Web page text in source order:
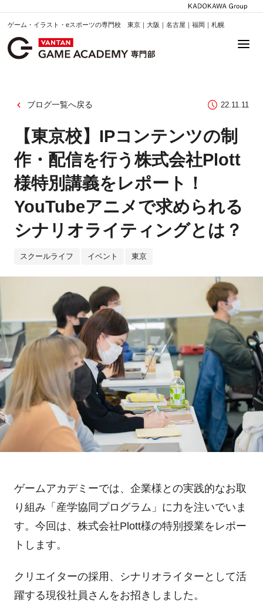
ゲーム・イラスト・eスポーツの専門校 東京｜大阪｜名古屋｜福岡｜札幌
ブログ一覧へ戻る 22.11.11
【東京校】IPコンテンツの制
作・配信を行う株式会社Plott
様特別講義をレポート！
YouTubeアニメで求められる
シナリオライティングとは？
スクールライフ イベント 東京
ゲームアカデミーでは、企業様との実践的なお取
り組み「産学協同プログラム」に力を注いでいま
す。今回は、株式会社Plott様の特別授業をレポー
トします。
クリエイターの採用、シナリオライターとして活
躍する現役社員さんをお招きしました。